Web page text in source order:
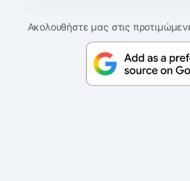
Ακολουθήστε μας στις